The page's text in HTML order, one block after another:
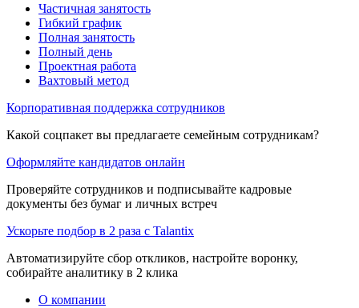
Частичная занятость
Гибкий график
Полная занятость
Полный день
Проектная работа
Вахтовый метод
Корпоративная поддержка сотрудников
Какой соцпакет вы предлагаете семейным сотрудникам?
Оформляйте кандидатов онлайн
Проверяйте сотрудников и подписывайте кадровые
документы без бумаг и личных встреч
Ускорьте подбор в 2 раза с Talantix
Автоматизируйте сбор откликов, настройте воронку,
собирайте аналитику в 2 клика
О компании